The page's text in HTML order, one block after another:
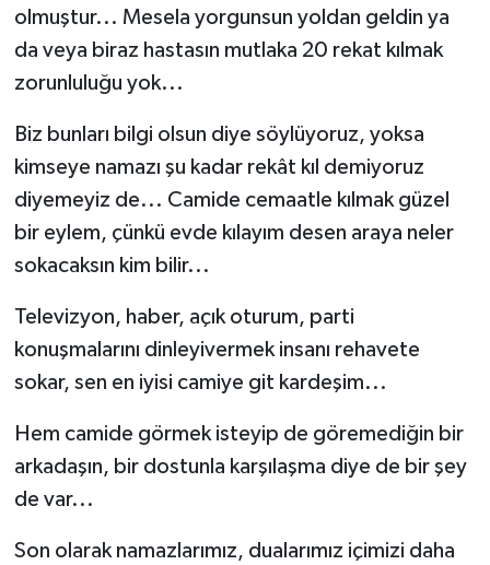
olmuştur... Mesela yorgunsun yoldan geldin ya
da veya biraz hastasın mutlaka 20 rekat kılmak
zorunluluğu yok...
Biz bunları bilgi olsun diye söylüyoruz, yoksa
kimseye namazı şu kadar rekât kıl demiyoruz
diyemeyiz de... Camide cemaatle kılmak güzel
bir eylem, çünkü evde kılayım desen araya neler
sokacaksın kim bilir...
Televizyon, haber, açık oturum, parti
konuşmalarını dinleyivermek insanı rehavete
sokar, sen en iyisi camiye git kardeşim...
Hem camide görmek isteyip de göremediğin bir
arkadaşın, bir dostunla karşılaşma diye de bir şey
de var...
Son olarak namazlarımız, dualarımız içimizi daha